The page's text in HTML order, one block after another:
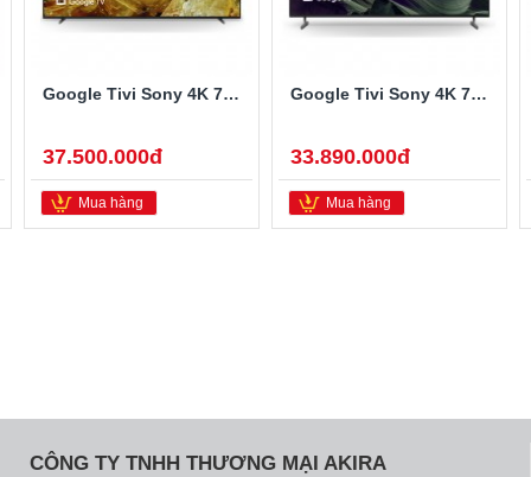
Google Tivi Sony 4K 75 inch XR-75X90L
37.500.000đ
Mua hàng
Google Tivi Sony 4K 75 inch KD-75X85L
33.890.000đ
Mua hàng
CÔNG TY TNHH THƯƠNG MẠI AKIRA